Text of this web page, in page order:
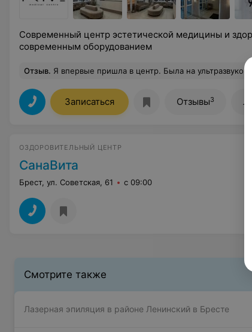
Современный центр эстетической медицины и
современным оборудованием
Отзыв. Я впервые пришла в центр. Была на ультразвуковой чистке. Кожа стала более ровной, хороший
Записаться Отзывы3
ОЗДОРОВИТЕЛЬНЫЙ ЦЕНТР
СанаВита
Брест, ул. Советская, 61 с 09:00
Смотрите также
Лазерная эпиляция в районе Ленинский в Бресте